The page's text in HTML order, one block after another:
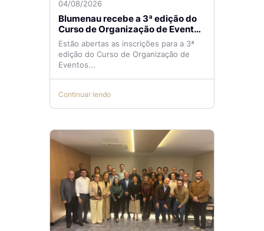
04/08/2026
Blumenau recebe a 3ª edição do
Curso de Organização de Eventos
Lilian Ribeiro
Estão abertas as inscrições para a 3ª
edição do Curso de Organização de
Eventos...
Continuar lendo